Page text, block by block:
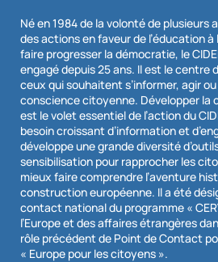
Né en 1984 de la volonté de plusieurs
des actions en faveur de l’éducation
faire progresser la démocratie, le
engagé depuis 25 ans. Il est le centre
ceux qui souhaitent s’informer, agir
conscience citoyenne. Développer la
est le volet essentiel de l’action du
besoin croissant d’information et
développe une grande diversité
sensibilisation pour rapprocher les
mieux faire comprendre l’aventure
construction européenne. Il a été
contact national du programme «
l’Europe et des affaires étrangères
rôle précédent de Point de Contact
« Europe pour les citoyens ».